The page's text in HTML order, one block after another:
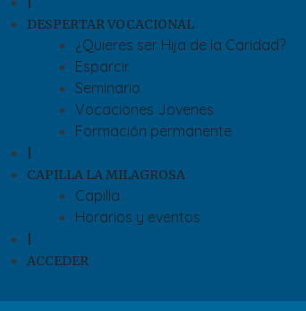
DESPERTAR VOCACIONAL
¿Quieres ser Hija de la Caridad?
Esparcir
Seminario
Vocaciones Jovenes
Formación permanente
CAPILLA LA MILAGROSA
Capilla
Horarios y eventos
ACCEDER